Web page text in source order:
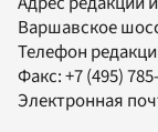
Варшавское
Телефон
Факс:+7 (495)
Электронная